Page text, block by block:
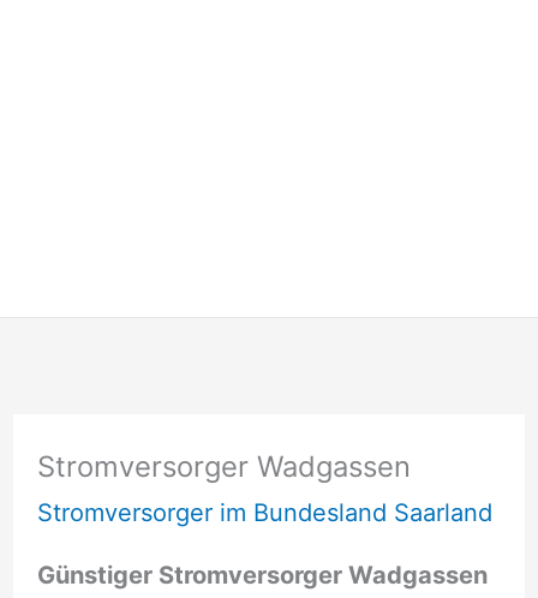
Stromversorger Wadgassen
Stromversorger im Bundesland Saarland
Günstiger Stromversorger Wadgassen